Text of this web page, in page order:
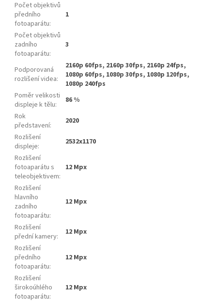
Počet objektivů
předního
fotoaparátu:
1
Počet objektivů
zadního
fotoaparátu:
3
Podporovaná
rozlišení videa:
2160p 60fps, 2160p 30fps, 2160p 24fps,
1080p 60fps, 1080p 30fps, 1080p 120fps,
1080p 240fps
Poměr velikosti
displeje k tělu:
86 %
Rok
představení:
2020
Rozlišení
displeje:
2532x1170
Rozlišení
fotoaparátu s
teleobjektivem:
12 Mpx
Rozlišení
hlavního
zadního
fotoaparátu:
12 Mpx
Rozlišení
přední kamery:
12 Mpx
Rozlišení
předního
fotoaparátu:
12 Mpx
Rozlišení
širokoúhlého
fotoaparátu:
12 Mpx